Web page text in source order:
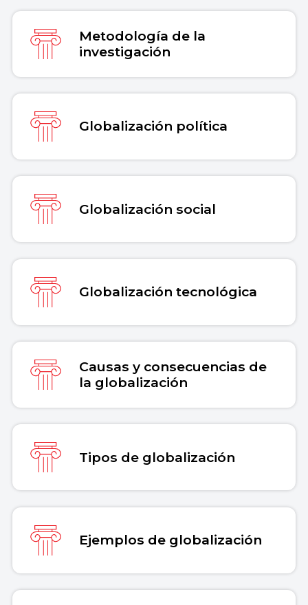
Metodología de la
investigación
Globalización política
Globalización social
Globalización tecnológica
Causas y consecuencias de
la globalización
Tipos de globalización
Ejemplos de globalización